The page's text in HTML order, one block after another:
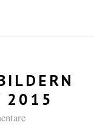
2015